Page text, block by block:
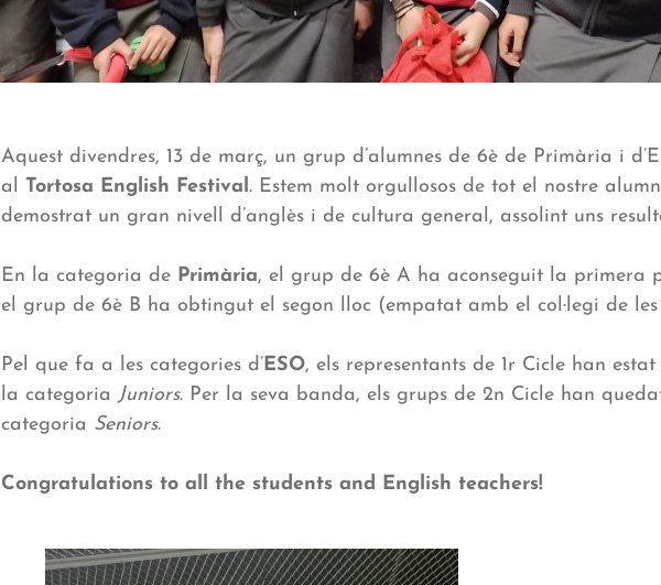
Aquest divendres, 13 de març, un grup d’alumnes de 6è de Primària i
al Tortosa English Festival. Estem molt orgullosos de tot el nostre
demostrat un gran nivell d’anglès i de cultura general, assolint uns
En la categoria de Primària, el grup de 6è A ha aconseguit la primera
el grup de 6è B ha obtingut el segon lloc (empatat amb el col·legi de les
Pel que fa a les categories d’ESO, els representants de 1r Cicle han
la categoria Juniors. Per la seva banda, els grups de 2n Cicle han
categoria Seniors.
Congratulations to all the students and English teachers!